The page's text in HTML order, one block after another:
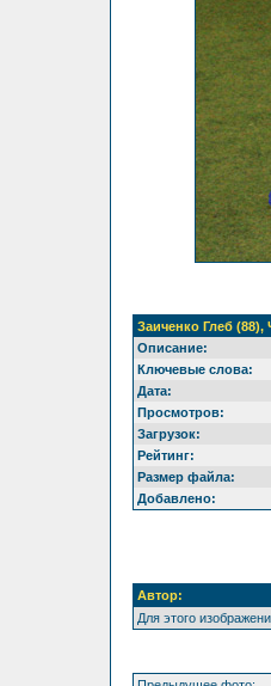
Заиченко Глеб
Описание:
Ключевые слова:
Дата:
Просмотров:
Загрузок:
Рейтинг:
Размер файла:
Добавлено:
Автор:
Для этого